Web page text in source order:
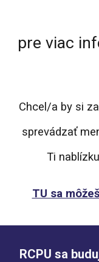
pre viac
Chcel/a by si
sprevádzať
Ti
TU sa
RCPU sa